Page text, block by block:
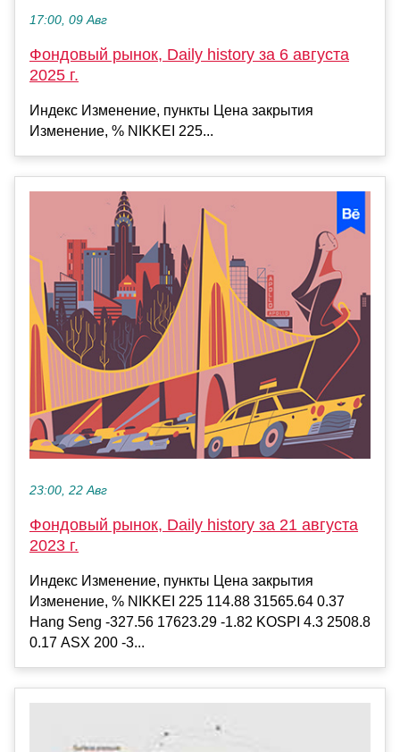
17:00, 09 Авг
Фондовый рынок, Daily history за 6 августа
2025 г.
Индекс Изменение, пункты Цена закрытия
Изменение, % NIKKEI 225...
23:00, 22 Авг
Фондовый рынок, Daily history за 21 августа
2023 г.
Индекс Изменение, пункты Цена закрытия
Изменение, % NIKKEI 225 114.88 31565.64 0.37
Hang Seng -327.56 17623.29 -1.82 KOSPI 4.3 2508.8
0.17 ASX 200 -3...